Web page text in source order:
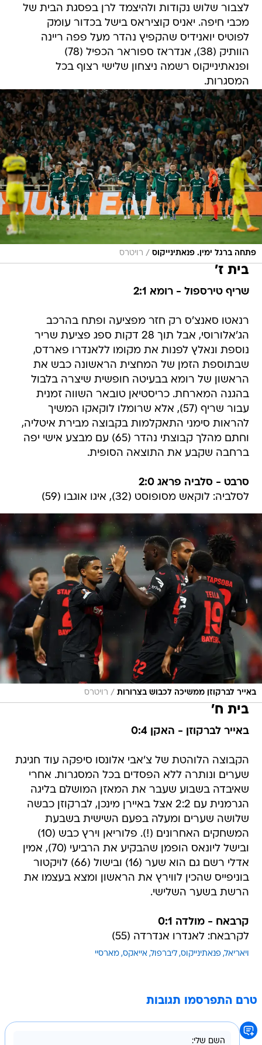
לצבור שלוש נקודות ולהיצמד לרן בפסגת הבית של
מכבי חיפה. יאניס קוציראס בישל בכדור עומק
לפוטיס יואנידיס שהקפיץ נהדר מעל פפה ריינה
הוותיק (38), אנדראז ספוראר הכפיל (78)
ופנאתינייקוס רשמה ניצחון שלישי רצוף בכל
המסגרות.
פתחה ברגל ימין. פנאתינייקוס / רויטרס
בית ז'
שריף טירספול - רומא 2:1
רנאטו סאנצ'ס רק חזר מפציעה ופתח בהרכב
הג'אלורוסי, אבל תוך 28 דקות ספג פציעת שריר
נוספת ונאלץ לפנות את מקומו ללאנדרו פארדס,
שבתוספת הזמן של המחצית הראשונה כבש את
הראשון של רומא בבעיטה חופשית שיצרה בלבול
בהגנה המארחת. כריסטיאן טובאר השווה זמנית
עבור שריף (57), אלא שרומלו לוקאקו המשיך
להראות סימני התאקלמות בקבוצה מבירת איטליה,
וחתם מהלך קבוצתי נהדר (65) עם מבצע אישי יפה
ברחבה שקבע את התוצאה הסופית.
סרבט - סלביה פראג 2:0
לסלביה: לוקאש מסופוסט (32), איגו אוגבו (59)
באייר לברקוזן ממשיכה לכבוש בצרורות / רויטרס
בית ח'
באייר לברקוזן - האקן 0:4
הקבוצה הלוהטת של צ'אבי אלונסו סיפקה עוד חגיגת
שערים ונותרה ללא הפסדים בכל המסגרות. אחרי
שאיבדה בשבוע שעבר את המאזן המושלם בליגה
הגרמנית עם 2:2 אצל באיירן מינכן, לברקוזן כבשה
שלושה שערים ומעלה בפעם השישית בשבעת
המשחקים האחרונים (!). פלוריאן וירץ כבש (10)
ובישל ליונאס הופמן שהבקיע את הרביעי (70), אמין
אדלי רשם גם הוא שער (16) ובישול (66) לויקטור
בוניפייס שהכין לווירץ את הראשון ומצא בעצמו את
הרשת בשער השלישי.
קרבאח - מולדה 0:1
לקרבאח: לאנדרו אנדרדה (55)
ויאריאל פנאתינייקוס ליברפול אייאקס מארסיי
טרם התפרסמו תגובות